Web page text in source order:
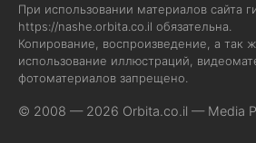
При использовании материалов сайта
https://nashe.orbita.co.il обязательна.
Копирование, воспроизведение, а так
использование иллюстраций,
фотоматериалов запрещено.
© 2008 — 2026 Orbita.co.il — Media